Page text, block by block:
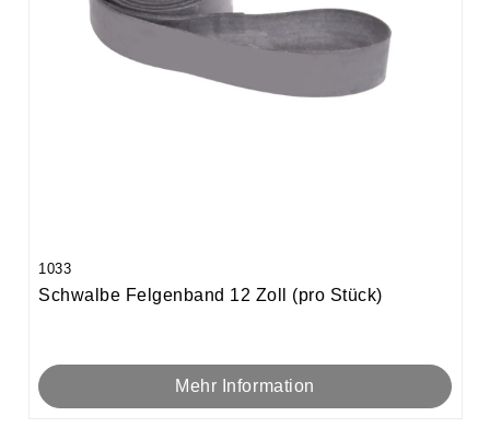
1033
Schwalbe Felgenband 12 Zoll (pro Stück)
Mehr Information